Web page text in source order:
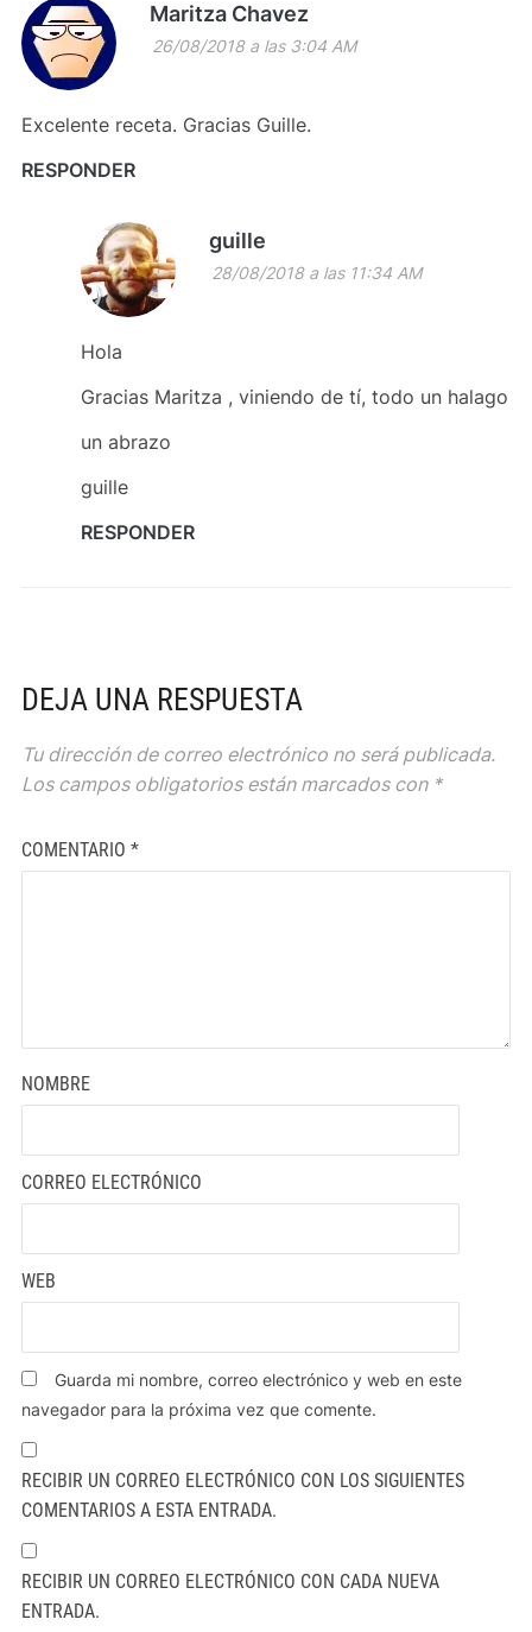
Maritza Chavez
26/08/2018 a las 3:04 AM
Excelente receta. Gracias Guille.
RESPONDER
guille
28/08/2018 a las 11:34 AM
Hola
Gracias Maritza , viniendo de tí, todo un halago
un abrazo
guille
RESPONDER
DEJA UNA RESPUESTA
Tu dirección de correo electrónico no será publicada.
Los campos obligatorios están marcados con *
COMENTARIO *
NOMBRE
CORREO ELECTRÓNICO
WEB
Guarda mi nombre, correo electrónico y web en este
navegador para la próxima vez que comente.
RECIBIR UN CORREO ELECTRÓNICO CON LOS SIGUIENTES
COMENTARIOS A ESTA ENTRADA.
RECIBIR UN CORREO ELECTRÓNICO CON CADA NUEVA
ENTRADA.